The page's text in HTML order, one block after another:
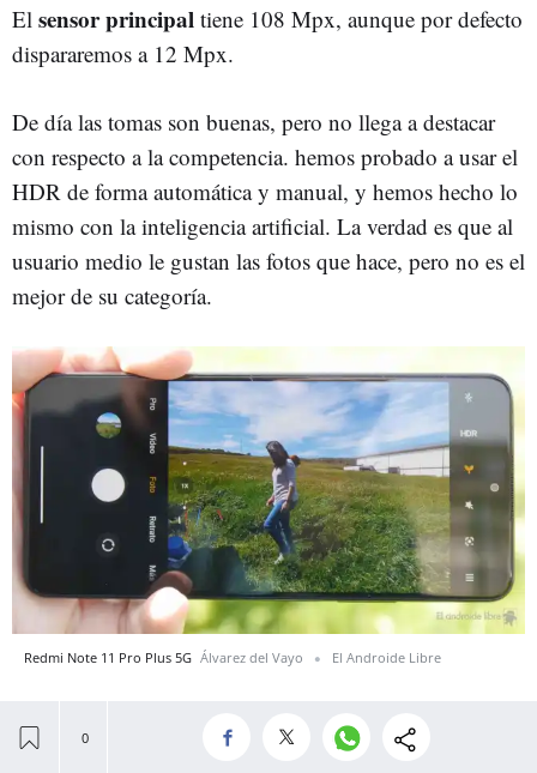
El sensor principal tiene 108 Mpx, aunque por defecto
dispararemos a 12 Mpx.
De día las tomas son buenas, pero no llega a destacar
con respecto a la competencia. hemos probado a usar el
HDR de forma automática y manual, y hemos hecho lo
mismo con la inteligencia artificial. La verdad es que al
usuario medio le gustan las fotos que hace, pero no es el
mejor de su categoría.
Redmi Note 11 Pro Plus 5G Álvarez del Vayo El Androide Libre
sufre en los carteles de neones y con luces de los bares y